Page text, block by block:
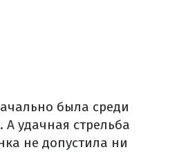
была среди
А удачная стрельба
не допустила ни